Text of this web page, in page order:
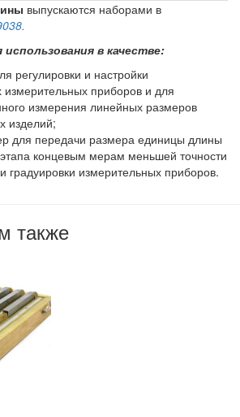
выпускаются наборами в
в качестве:
регулировки и настройки
приборов и для
измерения линейных размеров
изделий;
для передачи размера единицы длины
концевым мерам меньшей точности
градуировки измерительных приборов.
также